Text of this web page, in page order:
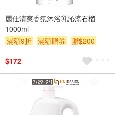
麗仕清爽香氛沐浴乳沁涼石榴
1000ml
滿額9折
滿額贈券
贈$200
$172